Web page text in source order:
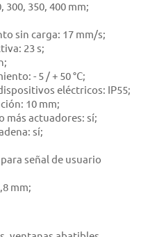
300, 350, 400 mm;
sin carga: 17 mm/s;
23 s;
- 5 / + 50 °C;
eléctricos: IP55;
10 mm;
más actuadores: sí;
sí;
señal de usuario
mm;